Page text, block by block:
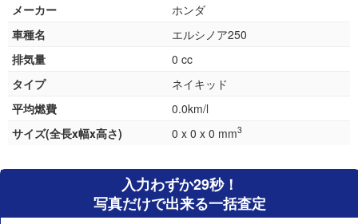
メーカー
ホンダ
車種名
エルシノア250
排気量
0 cc
タイプ
ネイキッド
平均燃費
0.0km/l
サイズ(全長x幅x高さ)
0 x 0 x 0 mm3
入力わずか29秒！
写真だけで出来る一括査定